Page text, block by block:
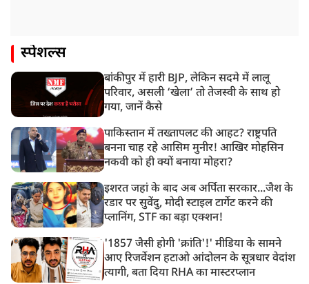
स्पेशल्स
बांकीपुर में हारी BJP, लेकिन सदमे में लालू
परिवार, असली ‘खेला’ तो तेजस्वी के साथ हो
गया, जानें कैसे
पाकिस्तान में तख्तापलट की आहट? राष्ट्रपति
बनना चाह रहे आसिम मुनीर! आखिर मोहसिन
नकवी को ही क्यों बनाया मोहरा?
इशरत जहां के बाद अब अर्पिता सरकार...जैश के
रडार पर सुवेंदु, मोदी स्टाइल टार्गेट करने की
प्लानिंग, STF का बड़ा एक्शन!
'1857 जैसी होगी 'क्रांति'!' मीडिया के सामने
आए रिजर्वेशन हटाओ आंदोलन के सूत्रधार वेदांश
त्यागी, बता दिया RHA का मास्टरप्लान